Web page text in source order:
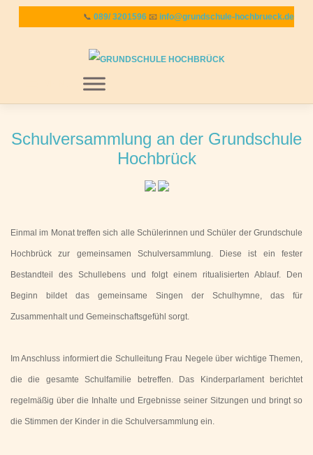
📞 089/ 3201596 📧 info@grundschule-hochbrueck.de
Schulversammlung an der Grundschule
Hochbrück
Einmal im Monat treffen sich alle Schülerinnen und Schüler der Grundschule
Hochbrück zur gemeinsamen Schulversammlung. Diese ist ein fester
Bestandteil des Schullebens und folgt einem ritualisierten Ablauf. Den
Beginn bildet das gemeinsame Singen der Schulhymne, das für
Zusammenhalt und Gemeinschaftsgefühl sorgt.
Im Anschluss informiert die Schulleitung Frau Negele über wichtige Themen,
die die gesamte Schulfamilie betreffen. Das Kinderparlament berichtet
regelmäßig über die Inhalte und Ergebnisse seiner Sitzungen und bringt so
die Stimmen der Kinder in die Schulversammlung ein.